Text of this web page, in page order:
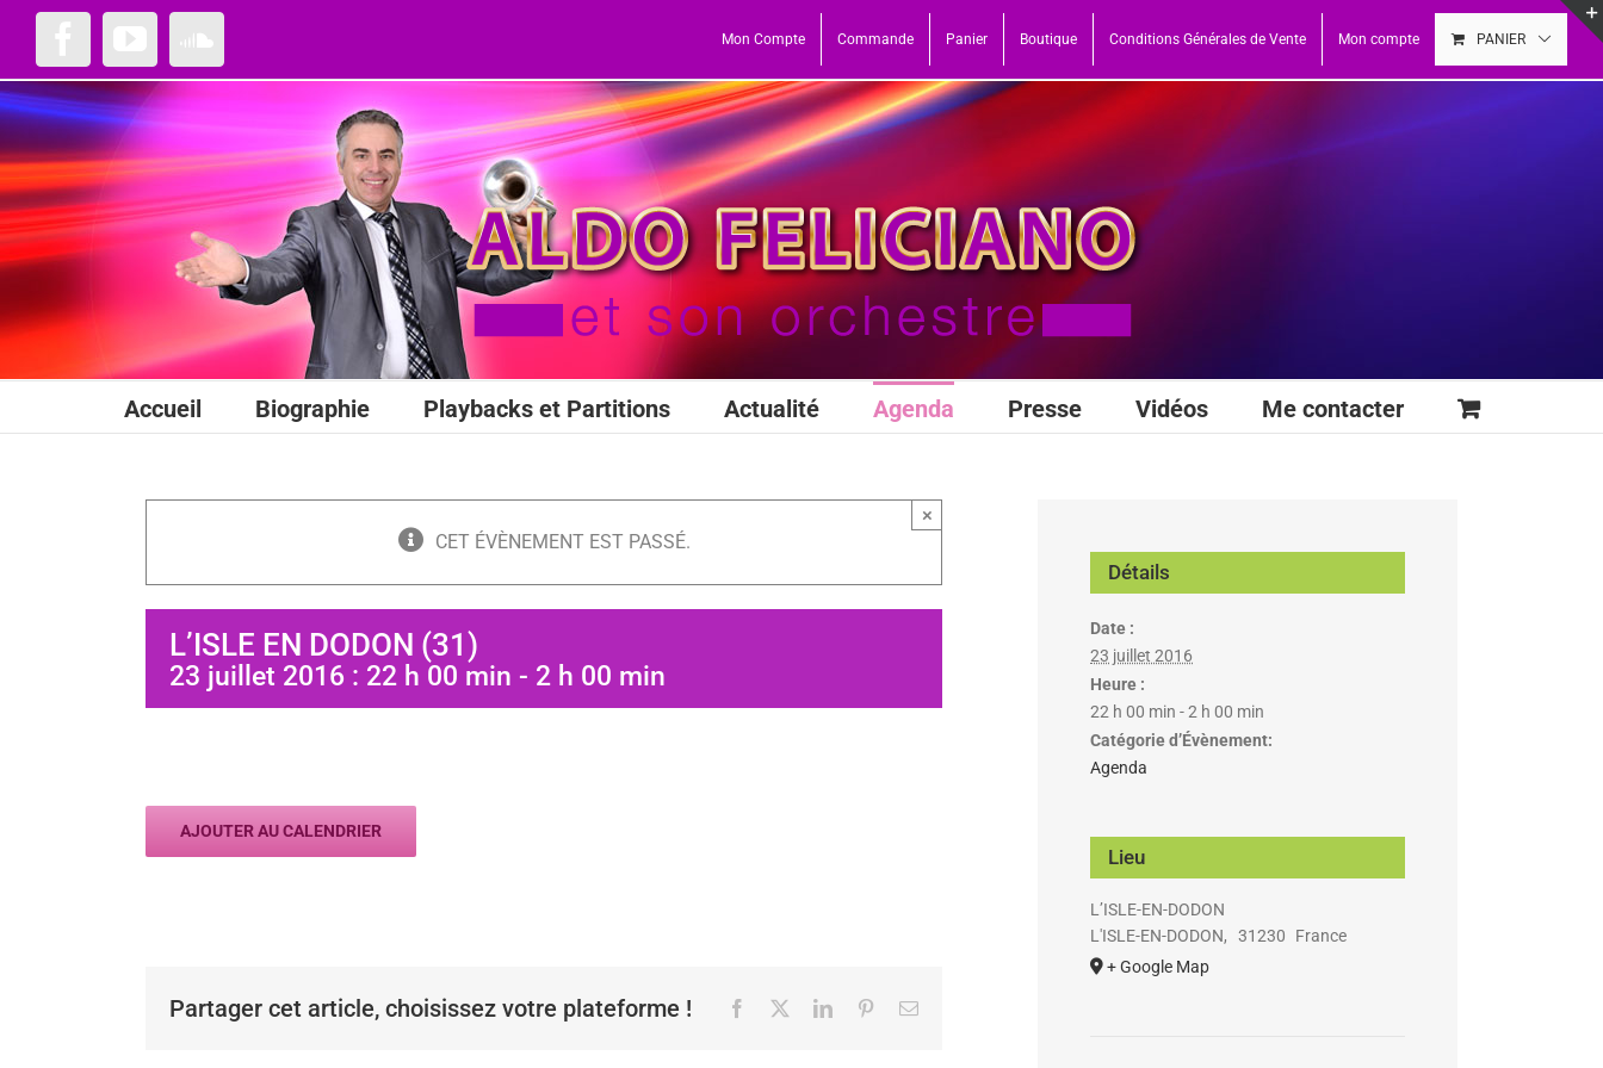
Passer
contenu
Mon Compte Commande Panier Boutique Conditions Générales de Vente Mon compte PANIER
Accueil Biographie Playbacks et Partitions Actualité Agenda Presse Vidéos Me contacter
CET ÉVÈNEMENT EST PASSÉ.
×
L’ISLE EN DODON (31)
23 juillet 2016 : 22 h 00 min - 2 h 00 min
AJOUTER AU CALENDRIER
Partager cet article, choisissez votre plateforme ! Facebook LinkedInPinterestEmail
Détails
Date :
23 juillet 2016
Heure :
22 h 00 min - 2 h 00 min
Catégorie d’Évènement:
Agenda
Lieu
L’ISLE-EN-DODON
L'ISLE-EN-DODON, 31230
France
+ Google Map